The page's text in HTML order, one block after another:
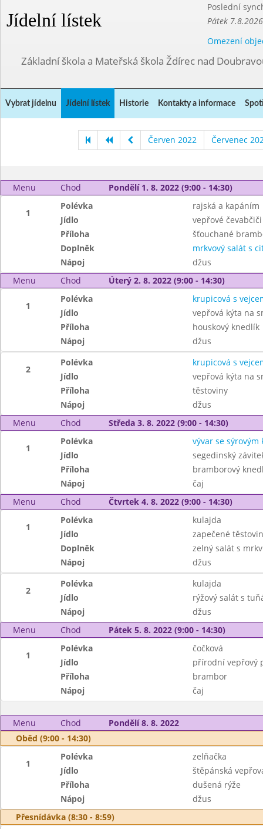
Jídelní lístek
Poslední
Pátek
Omezení
Základní škola a Mateřská škola Ždírec nad
Vybrat jídelnu Jídelní lístek Historie Kontakty a informace
Červen 2022 Červenec
Menu Chod Pondělí 1. 8. 2022 (9:00 - 14:30)
1
Polévka
rajská a kapáním
Jídlo
vepřové čevabčiči
Příloha
šťouchané
Doplněk
mrkvový salát s
Nápoj
džus
Menu
Chod Úterý 2. 8. 2022 (9:00 - 14:30)
1
Polévka
krupicová s
Jídlo
vepřová kýta na
Příloha
houskový knedlík
Nápoj
džus
2
Polévka
krupicová s
Jídlo
vepřová kýta na
Příloha
těstoviny
Nápoj
džus
Menu
Chod Středa 3. 8. 2022 (9:00 - 14:30)
1
Polévka
vývar se sýrovým
Jídlo
segedinský
Příloha
bramborový
Nápoj
čaj
Menu
Chod Čtvrtek 4. 8. 2022 (9:00 - 14:30)
1
Polévka
kulajda
Jídlo
zapečené
Doplněk
zelný salát s
Nápoj
džus
2
Polévka
kulajda
Jídlo
rýžový salát s
Nápoj
džus
Menu
Chod Pátek 5. 8. 2022 (9:00 - 14:30)
1
Polévka
čočková
Jídlo
přírodní vepřový
Příloha
brambor
Nápoj
čaj
Menu Chod
Pondělí 8. 8. 2022
Oběd (9:00 - 14:30)
1
Polévka
zelňačka
Jídlo
štěpánská
Příloha
dušená rýže
Nápoj
džus
Přesnídávka (8:30 - 8:59)